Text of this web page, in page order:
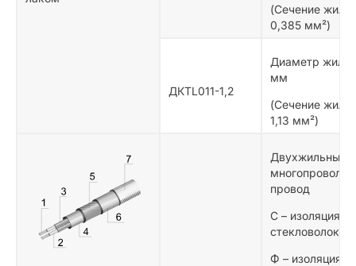
(Сечение жилы:
0,385 мм²)
ДКТL011-1,2
Диаметр жилы:
мм
(Сечение жилы:
1,13 мм²)
Двухжильный
провод
С – изоляция из
стекловолокна
Ф – изоляция из